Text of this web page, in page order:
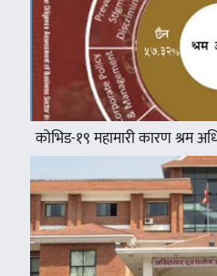
कोभिड-१९ महामारी कारण श्रम